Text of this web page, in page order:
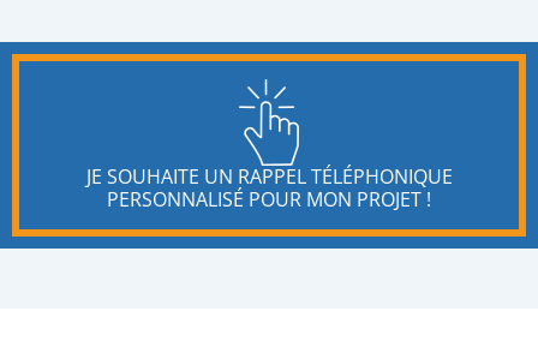
JE SOUHAITE UN RAPPEL TÉLÉPHONIQUE
PERSONNALISÉ POUR MON PROJET !